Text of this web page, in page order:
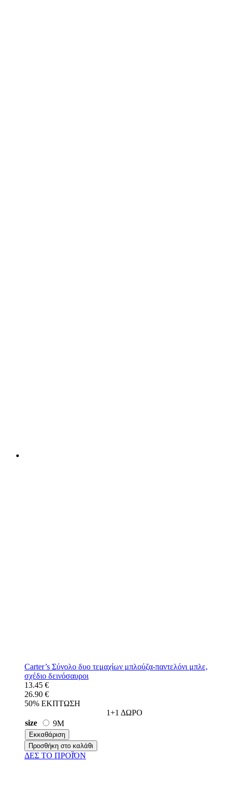
Carter’s Σύνολο δυο τεμαχίων μπλούζα-παντελόνι μπλε,
σχέδιο δεινόσαυροι
13.45 €
26.90 €
50% ΕΚΠΤΩΣΗ
1+1 ΔΩΡΟ
size
9M
Εκκαθάριση
Προσθήκη στο καλάθι
ΔΕΣ ΤO ΠΡΟΪΌΝ